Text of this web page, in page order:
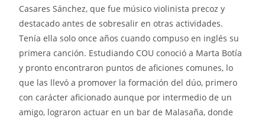
Casares Sánchez, que fue músico violinista precoz y
destacado antes de sobresalir en otras actividades.
Tenía ella solo once años cuando compuso en inglés su
primera canción. Estudiando COU conoció a Marta Botía
y pronto encontraron puntos de aficiones comunes, lo
que las llevó a promover la formación del dúo, primero
con carácter aficionado aunque por intermedio de un
amigo, lograron actuar en un bar de Malasaña, donde